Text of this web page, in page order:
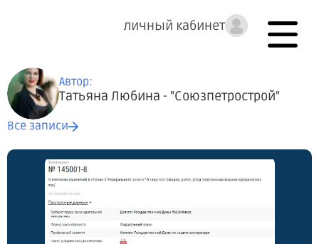
личный кабинет
Автор:
Татьяна Любина - "Союзпетрострой"
Все записи